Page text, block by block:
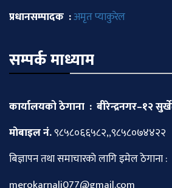
प्रधानसम्पादक :अमृत प्याकुरेल
सम्पर्क माध्याम
कार्यालयको ठेगाना : बीरेन्द्रनगर–१२
माेबाइल नं.९८५८०६६५८२,,९८५८०७४४२२
बिज्ञापन तथा समाचारकाे लागि इमेल ठेगाना :